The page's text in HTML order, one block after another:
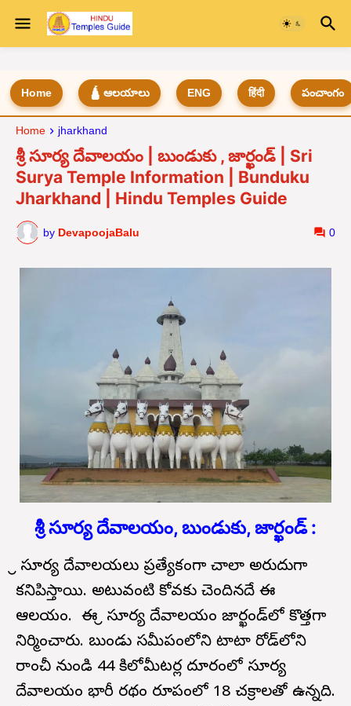
Home 🛕 ఆలయాలు ENG हिंदी పంచాంగం
Home jharkhand
శ్రీ సూర్య దేవాలయం | బుండుకు , జార్ఖండ్ | Sri
Surya Temple Information | Bunduku
Jharkhand | Hindu Temples Guide
by DevapoojaBalu 0
శ్రీ సూర్య దేవాలయం, బుండుకు, జార్ఖండ్ :
శ్రీ సూర్య దేవాలయలు ప్రత్యేకంగా చాలా అరుదుగా
కనిపిస్తాయి. అటువంటి కోవకు చెందినదే ఈ
ఆలయం. ఈ శ్రీ సూర్య దేవాలయం జార్ఖండ్‌లో కొత్తగా
నిర్మించారు. బుండు సమీపంలోని టాటా రోడ్‌లోని
రాంచీ నుండి 44 కిలోమీటర్ల దూరంలో సూర్య
దేవాలయం భారీ రథం రూపంలో 18 చక్రాలతో ఉన్నది.